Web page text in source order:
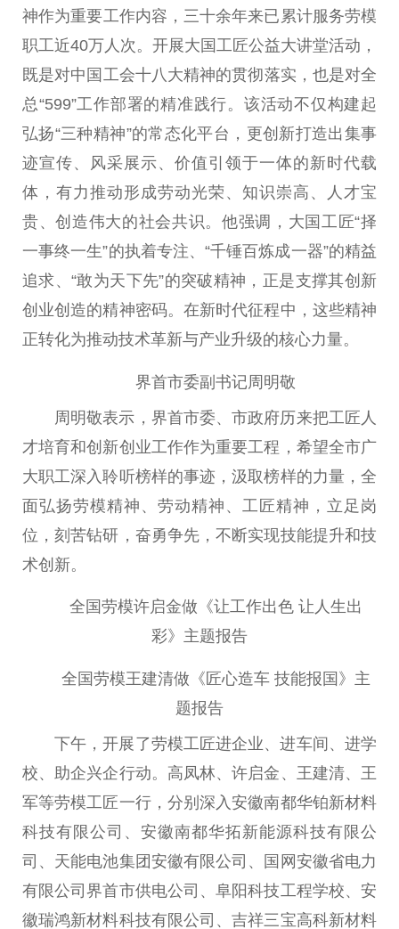
神作为重要工作内容，三十余年来已累计服务劳模
职工近40万人次。开展大国工匠公益大讲堂活动，
既是对中国 工会十八大精神的贯彻 落实 ，也是对全
总“599”工作部署的精准践行。该活动不仅构建起
弘扬“三种精神”的常态化平台 ，更创新打造出集事
迹宣传、风采展示、价值引领于一体的新时代载
体，有力推动形成劳动光荣、知识崇高、人才宝
贵、创造伟大的社会共识。他强调，大国工匠“择
一事终一生”的执着专注、“千锤百炼成一器”的精益
追求、“敢为天下先”的突破精神 ，正是支撑其创新
创业创造的精神密码。在新时代征程中，这些精神
正转化为推动技术革新与产业升级的核心力量。
界首市委副 书记周明敬
周明敬表示，界首市委、市政府历来把工匠人
才培育和创新创业工作作为重要工程，希望全市广
大职工深入聆听榜样的事迹，汲取榜样的力量，全
面弘扬劳模精神 、劳动精神 、工匠精神 ，立足岗
位，刻苦钻研，奋勇争先，不断实现技能提升和技
术创新。
全国劳模许启金做《让工作出色 让人生出
彩》主题报告
全国劳模王建清做《匠心造车 技能报国 》主
题报告
下午，开展了劳模工匠进企业、进车间、进学
校、助企兴企行动。高凤林、许启金、王建清、王
军等劳模工匠一行，分别深入安徽南都华铂新材料
科技有限公司、安徽南都华拓新能源科技有限公
司、天能电池集团安徽有限公司、国网安徽省电力
有限公司界首市供电公司、阜阳科技工程学校、安
徽瑞鸿新材料科技有限公司、吉祥三宝高科新材料